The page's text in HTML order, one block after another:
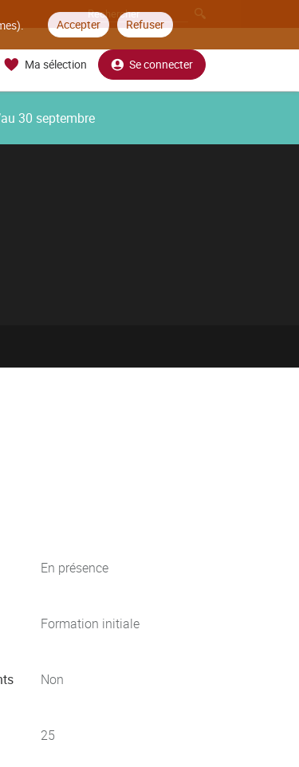
Accepter Refuser
Ma sélection Se connecter
30 septembre
En présence
Formation initiale
Non
25